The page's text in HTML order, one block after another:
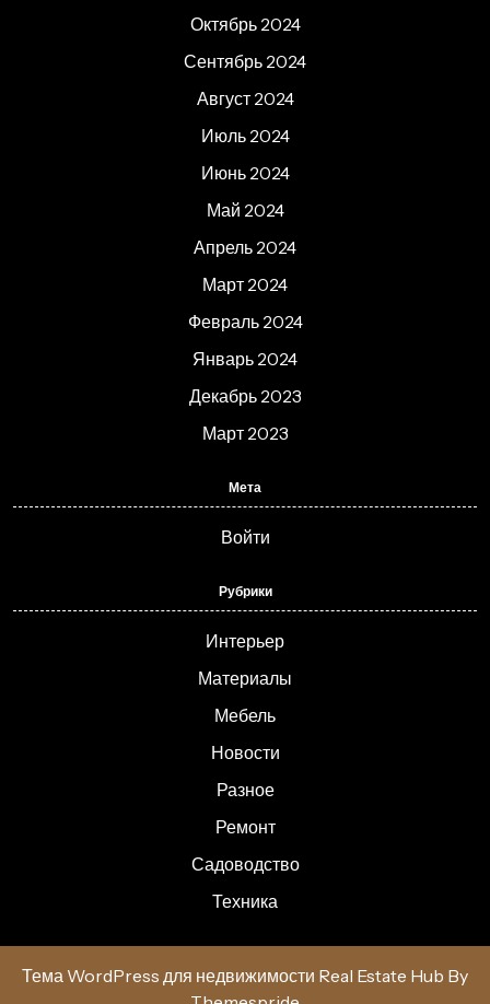
Октябрь 2024
Сентябрь 2024
Август 2024
Июль 2024
Июнь 2024
Май 2024
Апрель 2024
Март 2024
Февраль 2024
Январь 2024
Декабрь 2023
Март 2023
Мета
Войти
Рубрики
Интерьер
Материалы
Мебель
Новости
Разное
Ремонт
Садоводство
Техника
Тема WordPress для недвижимости Real Estate Hub By